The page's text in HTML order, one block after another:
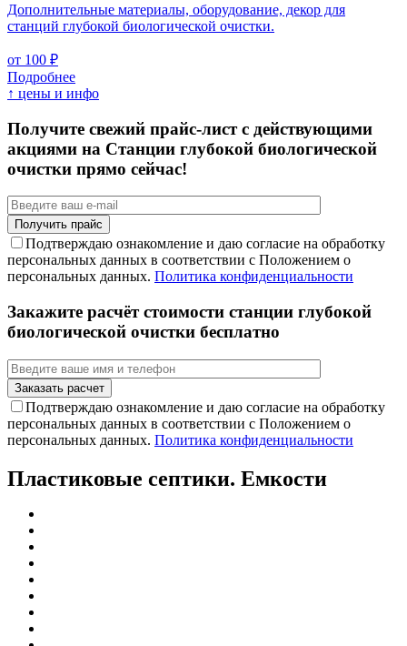
Дополнительные материалы, оборудование, декор для
станций глубокой биологической очистки.
от 100 ₽
Подробнее
↑ цены и инфо
Получите свежий прайс-лист с действующими
акциями на Станции глубокой биологической
очистки прямо сейчас!
Подтверждаю ознакомление и даю согласие на обработку
персональных данных в соответствии с Положением о
персональных данных. Политика конфиденциальности
Закажите расчёт стоимости станции глубокой
биологической очистки бесплатно
Подтверждаю ознакомление и даю согласие на обработку
персональных данных в соответствии с Положением о
персональных данных. Политика конфиденциальности
Пластиковые септики. Емкости